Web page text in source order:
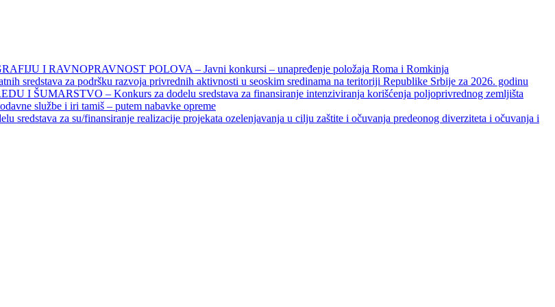
I RAVNOPRAVNOST POLOVA – Javni konkursi – unapređenje položaja Roma i Romkinja
sredstava za podršku razvoja privrednih aktivnosti u seoskim sredinama na teritoriji Republike Srbije za 2026. godinu
I ŠUMARSTVO – Konkurs za dodelu sredstava za finansiranje intenziviranja korišćenja poljoprivrednog zemljišta
službe i iri tamiš ‒ putem nabavke opreme
za su/finansiranje realizacije projekata ozelenjavanja u cilju zaštite i očuvanja predeonog diverziteta i očuvanja i